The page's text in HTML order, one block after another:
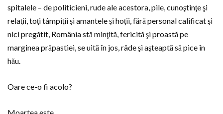
spitalele – de politicieni, rude ale acestora, pile, cunoştinţe şi
relaţii, toţi tâmpiţii şi amantele şi hoţii, fără personal calificat şi
nici pregătit, România stă minţită, fericită şi proastă pe
marginea prăpastiei, se uită în jos, râde şi aşteaptă să pice în
hău.
Oare ce-o fi acolo?